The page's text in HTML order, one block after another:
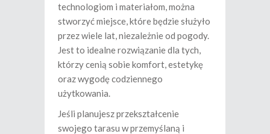
technologiom i materiałom, można
stworzyć miejsce, które będzie służyło
przez wiele lat, niezależnie od pogody.
Jest to idealne rozwiązanie dla tych,
którzy cenią sobie komfort, estetykę
oraz wygodę codziennego
użytkowania.
Jeśli planujesz przekształcenie
swojego tarasu w przemyślaną i